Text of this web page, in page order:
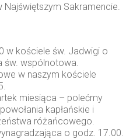
Sakramencie.
w kościele św. Jadwigi o
św. wspólnotowa.
w naszym kościele
miesiąca – polećmy
kapłańskie i
różańcowego.
o godz. 17.00.